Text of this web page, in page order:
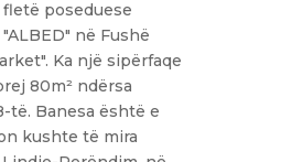
poseduese
në Fushë
Ka një sipërfaqe
80m² ndërsa
të. Banesa është e
kushte të mira